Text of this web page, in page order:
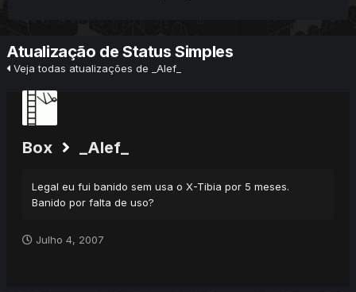
Atualização de Status Simples
Veja todas atualizações de _Alef_
Box _Alef_
Legal eu fui banido sem usa o X-Tibia por 5 meses.
Banido por falta de uso?
Julho 4, 2007